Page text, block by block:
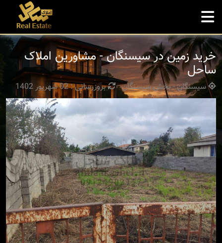
خرید زمین در سیسنگان - مشاورین املاک
ساحل
سیسنگان - بخش سیسنگان بروزرسانی : 02 شهریور 1402